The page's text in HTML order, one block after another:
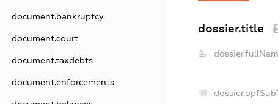
document.bankruptcy
document.court
document.taxdebts
document.enforcements
dossier.title